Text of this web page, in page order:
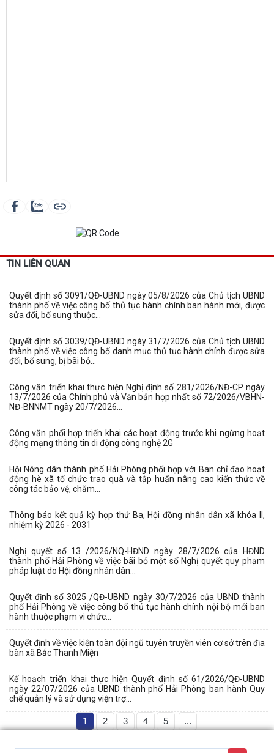
TIN LIÊN QUAN
Quyết định số 3091/QĐ-UBND ngày 05/8/2026 của Chủ tịch UBND
thành phố về việc công bố thủ tục hành chính ban hành mới, được
sửa đổi, bổ sung thuộc...
Quyết định số 3039/QĐ-UBND ngày 31/7/2026 của Chủ tịch UBND
thành phố về việc công bố danh mục thủ tục hành chính được sửa
đổi, bổ sung, bị bãi bỏ...
Công văn triển khai thực hiện Nghị định số 281/2026/NĐ-CP ngày
13/7/2026 của Chính phủ và Văn bản hợp nhất số 72/2026/VBHN-
NĐ-BNNMT ngày 20/7/2026...
Công văn phối hợp triển khai các hoạt động trước khi ngừng hoạt
động mạng thông tin di động công nghệ 2G
Hội Nông dân thành phố Hải Phòng phối hợp với Ban chỉ đạo hoạt
động hè xã tổ chức trao quà và tập huấn nâng cao kiến thức về
công tác bảo vệ, chăm...
Thông báo kết quả kỳ họp thứ Ba, Hội đồng nhân dân xã khóa II,
nhiệm kỳ 2026 - 2031
Nghị quyết số 13 /2026/NQ-HĐND ngày 28/7/2026 của HĐND
thành phố Hải Phòng về việc bãi bỏ một số Nghị quyết quy phạm
pháp luật do Hội đồng nhân dân...
Quyết định số 3025 /QĐ-UBND ngày 30/7/2026 của UBND thành
phố Hải Phòng về việc công bố thủ tục hành chính nội bộ mới ban
hành thuộc phạm vi chức...
Quyết định về việc kiện toàn đội ngũ tuyên truyền viên cơ sở trên địa
bàn xã Bắc Thanh Miện
Kế hoạch triển khai thực hiện Quyết định số 61/2026/QĐ-UBND
ngày 22/07/2026 của UBND thành phố Hải Phòng ban hành Quy
chế quản lý và sử dụng viện trợ...
1 2 3 4 5 ...